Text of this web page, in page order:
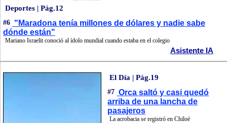
Deportes | Pág.12
#6 "Maradona tenía millones de dólares y nadie sabe
dónde están"
Mariano Israelit conoció al ídolo mundial cuando estaba en el colegio
Asistente IA
El Día | Pág.19
#7 Orca saltó y casi quedó
arriba de una lancha de
pasajeros
La acrobacia se registró en Chiloé